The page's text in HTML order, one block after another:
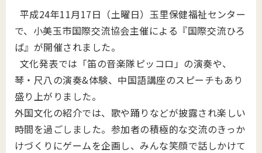
平成24年11月17日（土曜日）玉里保健福祉センター
で、小美玉市国際交流協会主催による『国際交流ひろ
ば』が開催されました。
文化発表では「笛の音楽隊ピッコロ」の演奏や、
琴・尺八の演奏&体験、中国語講座のスピーチもあり
盛り上がりました。
外国文化の紹介では、歌や踊りなどが披露され楽しい
時間を過ごしました。参加者の積極的な交流のきっか
けづくりにゲームを企画し、みんな笑顔で話しかけて